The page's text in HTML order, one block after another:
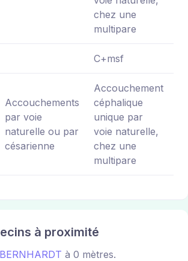
chez une
multipare
C+msf
Accouchements
par voie
naturelle ou par
césarienne
Accouchement
céphalique
unique par
voie naturelle,
chez une
multipare
à proximité
à 0 mètres.